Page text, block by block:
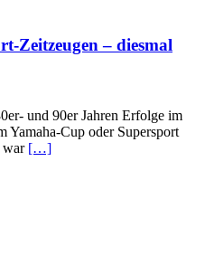
Zeitzeugen – diesmal
und 90er Jahren Erfolge im
Yamaha-Cup oder Supersport
war […]